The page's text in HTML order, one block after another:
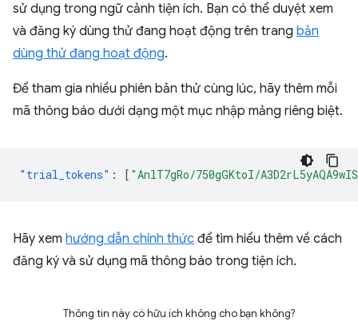
sử dụng trong ngữ cảnh tiện ích. Bạn có thể duyệt xem
và đăng ký dùng thử đang hoạt động trên trang bản
dùng thử đang hoạt động.
Để tham gia nhiều phiên bản thử cùng lúc, hãy thêm mỗi
mã thông báo dưới dạng một mục nhập mảng riêng biệt.
"trial_tokens" : [ "AnlT7gRo/750gGKtoI/
Hãy xem hướng dẫn chính thức để tìm hiểu thêm về cách
đăng ký và sử dụng mã thông báo trong tiện ích.
Thông tin này có hữu ích không cho bạn không?